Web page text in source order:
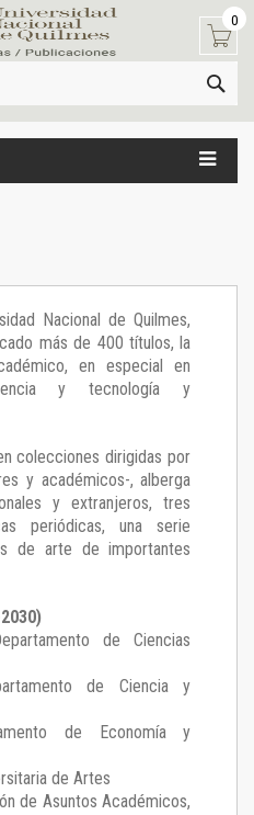
0
Nacional de Quilmes,
más de 400 títulos, la
en especial en
y tecnología y
colecciones dirigidas por
y académicos-, alberga
y extranjeros, tres
periódicas, una serie
de arte de importantes
de Ciencias
de Ciencia y
de Economía y
de Artes
de Asuntos Académicos,